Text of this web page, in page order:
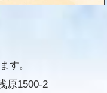
す。
原1500-2